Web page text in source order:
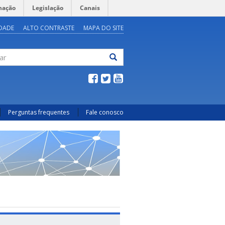
Legislação Canais
ALTO CONTRASTE MAPA DO SITE
Perguntas frequentes Fale conosco